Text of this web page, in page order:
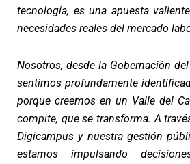
tecnología, es una apuesta
necesidades reales del mercado
Nosotros, desde la Gobernación
sentimos profundamente
porque creemos en un Valle del
compite, que se transforma. A
Digicampus y nuestra gestión
estamos impulsando